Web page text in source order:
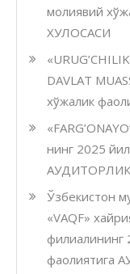
молиявий
ХУЛОСАСИ
DAVLAT
хўжалик
нинг 2025
Ўзбекистон
«VAQF»
филиалининг
фаолиятига